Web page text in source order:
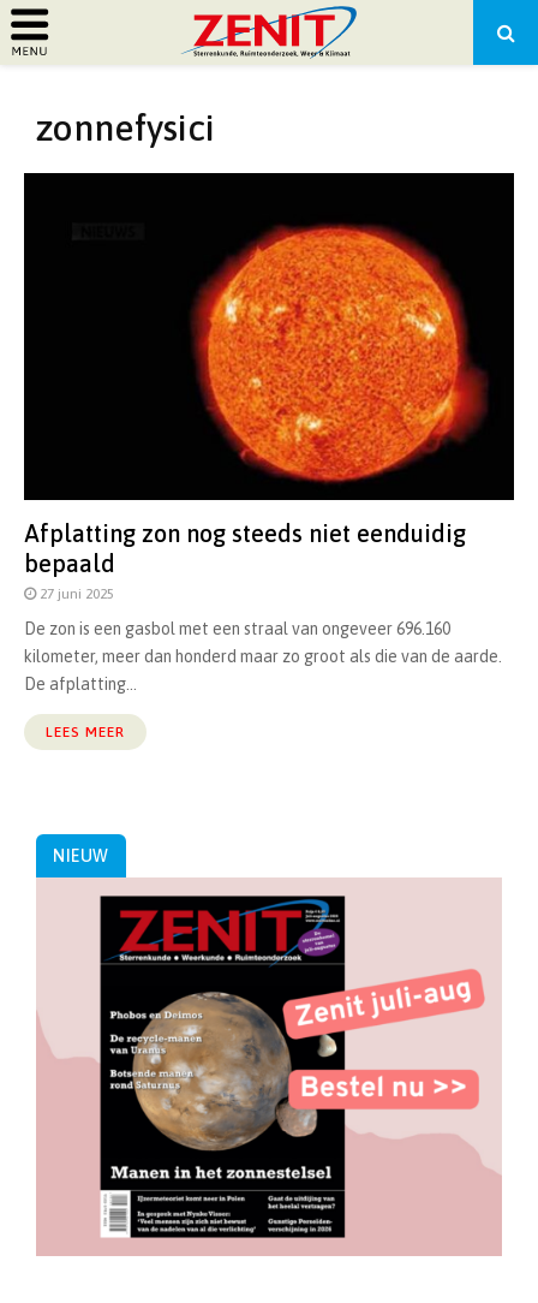
PRIMARY
MENU
zonnefysici
Afplatting zon nog steeds niet eenduidig
bepaald
27 juni 2025
De zon is een gasbol met een straal van ongeveer 696.160
kilometer, meer dan honderd maar zo groot als die van de aarde.
De afplatting...
LEES MEER
NIEUW